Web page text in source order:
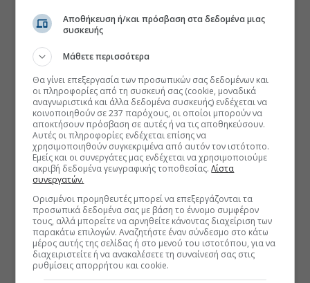
Αποθήκευση ή/και πρόσβαση στα δεδομένα μιας
συσκευής
Μάθετε περισσότερα
Θα γίνει επεξεργασία των προσωπικών σας δεδομένων και
οι πληροφορίες από τη συσκευή σας (cookie, μοναδικά
αναγνωριστικά και άλλα δεδομένα συσκευής) ενδέχεται να
κοινοποιηθούν σε 237 παρόχους, οι οποίοι μπορούν να
αποκτήσουν πρόσβαση σε αυτές ή να τις αποθηκεύσουν.
Αυτές οι πληροφορίες ενδέχεται επίσης να
χρησιμοποιηθούν συγκεκριμένα από αυτόν τον ιστότοπο.
Εμείς και οι συνεργάτες μας ενδέχεται να χρησιμοποιούμε
ακριβή δεδομένα γεωγραφικής τοποθεσίας.Λίστα
συνεργατών.
Ορισμένοι προμηθευτές μπορεί να επεξεργάζονται τα
προσωπικά δεδομένα σας με βάση το έννομο συμφέρον
τους, αλλά μπορείτε να αρνηθείτε κάνοντας διαχείριση των
παρακάτω επιλογών. Αναζητήστε έναν σύνδεσμο στο κάτω
μέρος αυτής της σελίδας ή στο μενού του ιστοτόπου, για να
διαχειριστείτε ή να ανακαλέσετε τη συναίνεσή σας στις
ρυθμίσεις απορρήτου και cookie.